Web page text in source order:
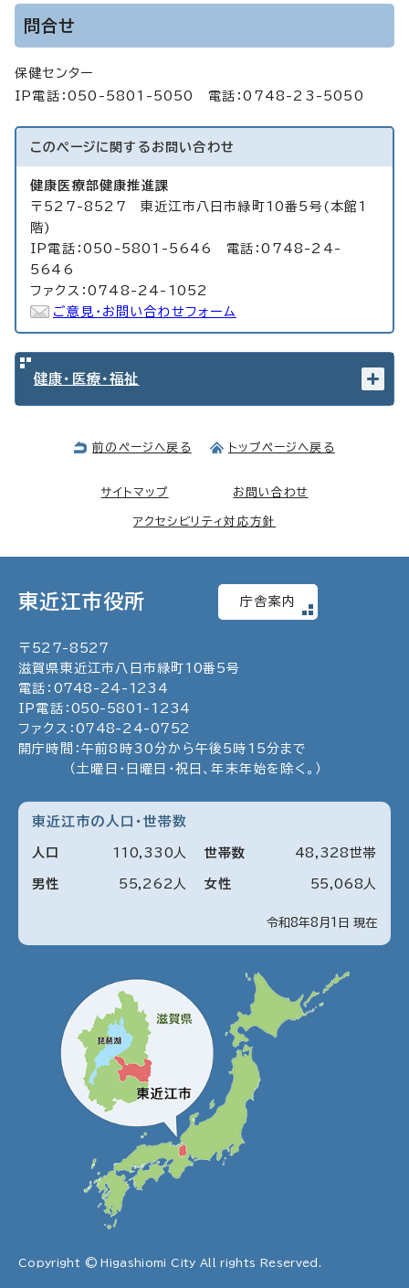
問合せ
保健センター
IP電話：050-5801-5050 電話：0748-23-5050
このページに関する お問い合わせ
健康医療部健康推進課
〒527-8527 東近江市八日市緑町10番5号(本館1
階)
IP電話：050-5801-5646 電話：0748-24-
5646
ファクス：0748-24-1052
ご意見・お問い合わせフォーム
健康・医療・福祉
前のページへ戻る トップページへ戻る
サイトマップ お問い合わせ
アクセシビリティ対応方針
東近江市役所 庁舎案内
〒 527-8527
滋賀県東近江市八日市緑町10番5号
電話： 0748 - 24 - 1234
IP電話： 050- 5801 - 1234
ファクス： 0748- 24-0752
開庁時間：午前8時30分から午後5時15分まで
（土曜日・日曜日・祝日、年末年始を除く。）
東近江市の人口・世帯数
令和8年8月1日 現在
人口 110 330 人
男性 55 262 人 女性 55 068 人
世帯数 48 328世帯
Copyright © Higashiomi City All rights Reserved.